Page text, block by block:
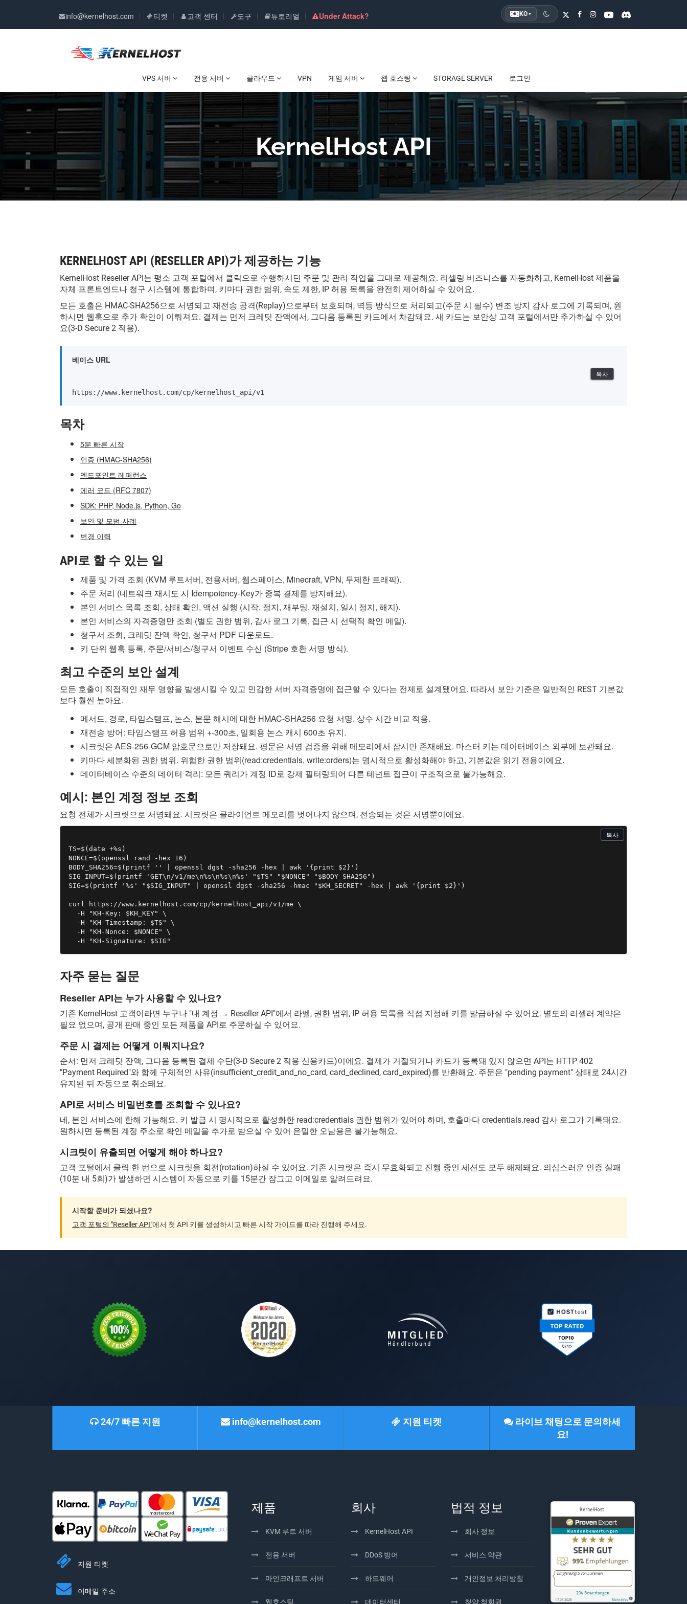
info@kernelhost.com 티켓 고객 센터 도구 튜토리얼 Under Attack? KO ▾
VPS 서버 전용 서버 클라우드 VPN 게임 서버 웹 호스팅 STORAGE SERVER 로그인
KernelHost API
KERNELHOST API (RESELLER API)가 제공하는 기능
KernelHost Reseller API는 평소 고객 포털에서 클릭으로 수행하시던 주문 및 관리 작업을 그대로 제공해요. 리셀링 비즈니스를 자동화하고, KernelHost 제품을
자체 프론트엔드나 청구 시스템에 통합하며, 키마다 권한 범위, 속도 제한, IP 허용 목록을 완전히 제어하실 수 있어요.
모든 호출은 HMAC-SHA256으로 서명되고 재전송 공격(Replay)으로부터 보호되며, 멱등 방식으로 처리되고(주문 시 필수) 변조 방지 감사 로그에 기록되며, 원
하시면 웹훅으로 추가 확인이 이뤄져요. 결제는 먼저 크레딧 잔액에서, 그다음 등록된 카드에서 차감돼요. 새 카드는 보안상 고객 포털에서만 추가하실 수 있어
요(3-D Secure 2 적용).
베이스 URL
https://www.kernelhost.com/cp/kernelhost_api/v1
복사
목차
5분 빠른 시작
인증 (HMAC-SHA256)
엔드포인트 레퍼런스
에러 코드 (RFC 7807)
SDK: PHP, Node.js, Python, Go
보안 및 모범 사례
변경 이력
API로 할 수 있는 일
제품 및 가격 조회 (KVM 루트서버, 전용서버, 웹스페이스, Minecraft, VPN, 무제한 트래픽).
주문 처리 (네트워크 재시도 시 Idempotency-Key가 중복 결제를 방지해요).
본인 서비스 목록 조회, 상태 확인, 액션 실행 (시작, 정지, 재부팅, 재설치, 일시 정지, 해지).
본인 서비스의 자격증명만 조회 (별도 권한 범위, 감사 로그 기록, 접근 시 선택적 확인 메일).
청구서 조회, 크레딧 잔액 확인, 청구서 PDF 다운로드.
키 단위 웹훅 등록, 주문/서비스/청구서 이벤트 수신 (Stripe 호환 서명 방식).
최고 수준의 보안 설계
모든 호출이 직접적인 재무 영향을 발생시킬 수 있고 민감한 서버 자격증명에 접근할 수 있다는 전제로 설계됐어요. 따라서 보안 기준은 일반적인 REST 기본값
보다 훨씬 높아요.
메서드, 경로, 타임스탬프, 논스, 본문 해시에 대한 HMAC-SHA256 요청 서명. 상수 시간 비교 적용.
재전송 방어: 타임스탬프 허용 범위 +-300초, 일회용 논스 캐시 600초 유지.
시크릿은 AES-256-GCM 암호문으로만 저장돼요. 평문은 서명 검증을 위해 메모리에서 잠시만 존재해요. 마스터 키는 데이터베이스 외부에 보관돼요.
키마다 세분화된 권한 범위. 위험한 권한 범위(read:credentials, write:orders)는 명시적으로 활성화해야 하고, 기본값은 읽기 전용이에요.
데이터베이스 수준의 데이터 격리: 모든 쿼리가 계정 ID로 강제 필터링되어 다른 테넌트 접근이 구조적으로 불가능해요.
예시: 본인 계정 정보 조회
요청 전체가 시크릿으로 서명돼요. 시크릿은 클라이언트 메모리를 벗어나지 않으며, 전송되는 것은 서명뿐이에요.
TS=$(date +%s)
NONCE=$(openssl rand -hex 16)
BODY_SHA256=$(printf '' | openssl dgst -sha256 -hex | awk '{print $2}')
SIG_INPUT=$(printf 'GET\n/v1/me\n%s\n%s\n%s' "$TS" "$NONCE" "$BODY_SHA256")
SIG=$(printf '%s' "$SIG_INPUT" | openssl dgst -sha256 -hmac "$KH_SECRET" -hex | awk '{print $2}')
curl https://www.kernelhost.com/cp/kernelhost_api/v1/me \
  -H "KH-Signature: $SIG"
복사
자주 묻는 질문
Reseller API는 누가 사용할 수 있나요?
기존 KernelHost 고객이라면 누구나 "내 계정 → Reseller API"에서 라벨, 권한 범위, IP 허용 목록을 직접 지정해 키를 발급하실 수 있어요. 별도의 리셀러 계약은
필요 없으며, 공개 판매 중인 모든 제품을 API로 주문하실 수 있어요.
주문 시 결제는 어떻게 이뤄지나요?
순서: 먼저 크레딧 잔액, 그다음 등록된 결제 수단(3-D Secure 2 적용 신용카드)이에요. 결제가 거절되거나 카드가 등록돼 있지 않으면 API는 HTTP 402
"Payment Required"와 함께 구체적인 사유(insufficient_credit_and_no_card, card_declined, card_expired)를 반환해요. 주문은 "pending payment" 상태로 24시간
유지된 뒤 자동으로 취소돼요.
API로 서비스 비밀번호를 조회할 수 있나요?
네, 본인 서비스에 한해 가능해요. 키 발급 시 명시적으로 활성화한 read:credentials 권한 범위가 있어야 하며, 호출마다 credentials.read 감사 로그가 기록돼요.
원하시면 등록된 계정 주소로 확인 메일을 추가로 받으실 수 있어 은밀한 오남용은 불가능해요.
시크릿이 유출되면 어떻게 해야 하나요?
고객 포털에서 클릭 한 번으로 시크릿을 회전(rotation)하실 수 있어요. 기존 시크릿은 즉시 무효화되고 진행 중인 세션도 모두 해제돼요. 의심스러운 인증 실패
(10분 내 5회)가 발생하면 시스템이 자동으로 키를 15분간 잠그고 이메일로 알려드려요.
시작할 준비가 되셨나요?
고객 포털의 "Reseller API"에서 첫 API 키를 생성하시고 빠른 시작 가이드를 따라 진행해 주세요.
24/7 빠른 지원 info@kernelhost.com 지원 티켓
라이브 채팅으로 문의하세
요!
지원 티켓
이메일 주소
제품
KVM 루트 서버
전용 서버
마인크래프트 서버
웹호스팅
회사
KernelHost API
DDoS 방어
하드웨어
데이터센터
법적 정보
회사 정보
서비스 약관
개인정보 처리방침
청약 철회권